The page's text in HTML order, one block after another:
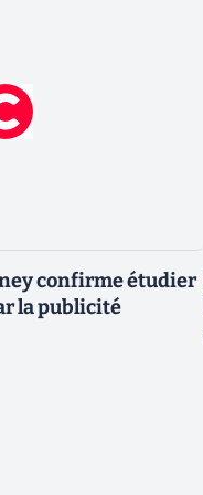
confirme étudier
la publicité